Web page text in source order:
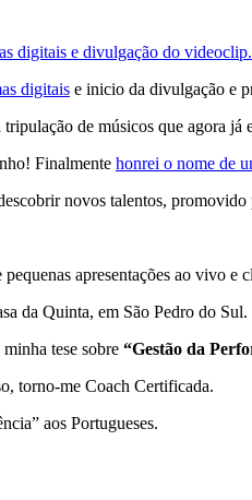
digitais e divulgação do videoclip.
digitais e inicio da divulgação e
tripulação de músicos que agora já
Finalmente honrei o nome de
novos talentos, promovido
apresentações ao vivo e
da Quinta, em São Pedro do Sul.
tese sobre “Gestão da
torno-me Coach Certificada.
aos Portugueses.